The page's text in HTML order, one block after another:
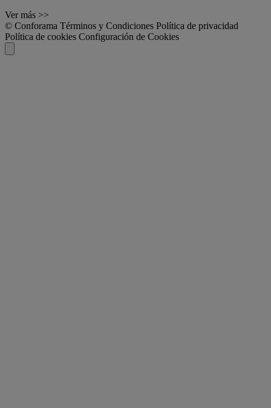
Ver más >>
© Conforama Términos y Condiciones Política de privacidad
Política de cookies Configuración de Cookies